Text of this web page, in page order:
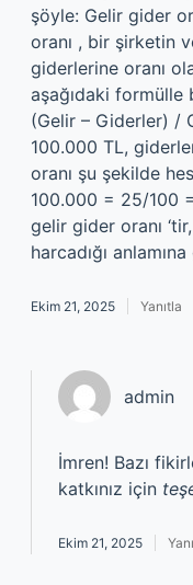
şöyle: Gelir gider
oranı , bir şirketin
giderlerine oranı
aşağıdaki formülle
(Gelir – Giderler) /
100.000 TL,
oranı şu şekilde
100.000 = 25/100
gelir gider oranı
harcadığı
Ekim 21, 2025 Yanıtla
admin
İmren! Bazı
katkınız için
Ekim 21, 2025